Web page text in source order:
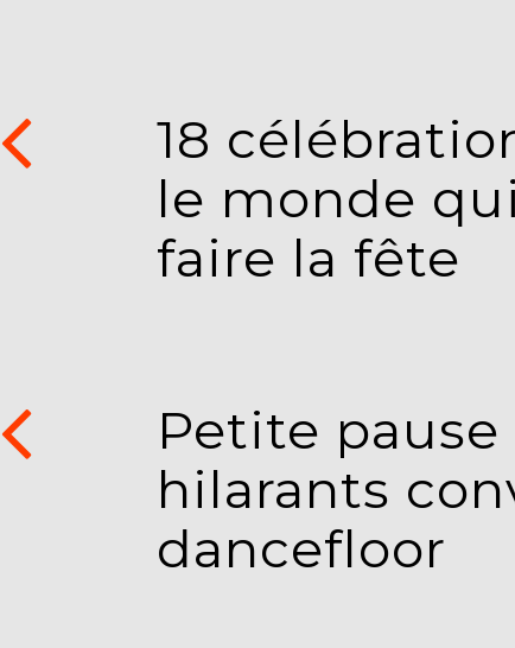
18
le monde
faire la fête
Petite pause
hilarants
dancefloor